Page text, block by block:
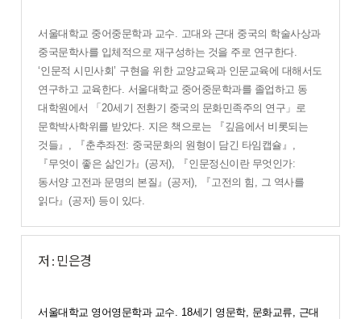
서울대학교 중어중문학과 교수
고대와 근대 중국의 학술사상과
중국문학사를 입체적으로 재구성하는 것을 주로 연구한다.
‘인문적 시민사회’ 구현을 위한 교양교육과 인문교육에 대해서도
연구하고 교육한다. 서울대학교 중어중문학과를 졸업하고 동
대학원에서
「20세기 전환기 중국의 문화민족주의 연구 」 로
문학박사학위를 받았다. 지은 책으로는 『깊음에서 비롯되는
것들 』 『춘추좌전: 중국문화의 원형이 담긴 타임캡슐 』
『무엇이 좋은 삶인가』(공저), 『인문정신이 란 무엇인가:
동서양 고전과 문명의 본질 』(공저), 『 고전의 힘
그 역사를
읽다』(공저) 등이 있다.
저 : 민은경
서울대학교 영어영문학과 교수 . 18세기 영문학, 문화교류
근대